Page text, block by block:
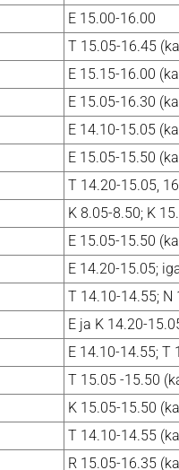
E 15.00-16.00
T 15.05-16.45
E 15.15-16.00
E 15.05-16.30
E 14.10-15.05
E 15.05-15.50
T 14.20-15.05,
K 8.05-8.50; K
E 15.05-15.50
E 14.20-15.05;
T 14.10-14.55; N
E ja K 14.20-
E 14.10-14.55; T
T 15.05 -15.50
K 15.05-15.50
T 14.10-14.55
R 15.05-16.35